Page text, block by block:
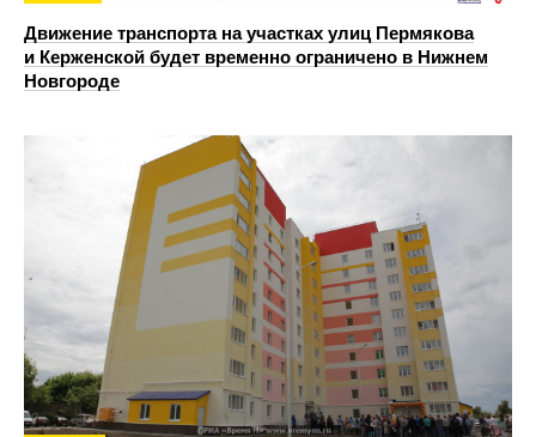
Движение транспорта на участках улиц Пермякова
и Керженской будет временно ограничено в Нижнем
Новгороде